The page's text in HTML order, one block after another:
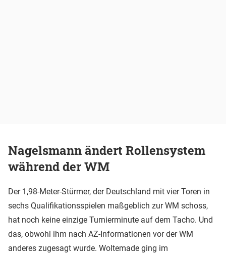
Nagelsmann ändert Rollensystem
während der WM
Der 1,98-Meter-Stürmer, der Deutschland mit vier Toren in
sechs Qualifikationsspielen maßgeblich zur WM schoss,
hat noch keine einzige Turnierminute auf dem Tacho. Und
das, obwohl ihm nach AZ-Informationen vor der WM
anderes zugesagt wurde. Woltemade ging im